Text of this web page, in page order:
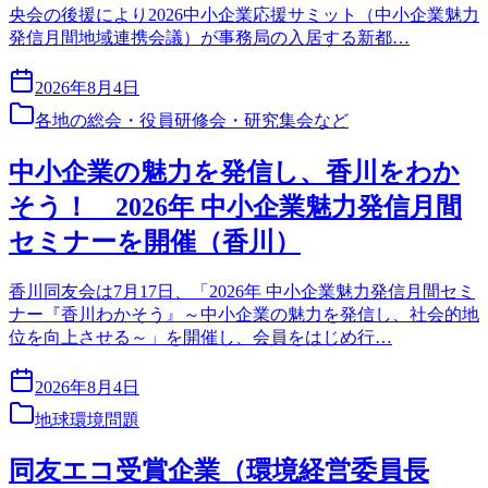
央会の後援により2026中小企業応援サミット（中小企業魅力
発信月間地域連携会議）が事務局の入居する新都…
2026年8月4日
各地の総会・役員研修会・研究集会など
中小企業の魅力を発信し、香川をわか
そう！ 2026年 中小企業魅力発信月間
セミナーを開催（香川）
香川同友会は7月17日、「2026年 中小企業魅力発信月間セミ
ナー『香川わかそう』～中小企業の魅力を発信し、社会的地
位を向上させる～」を開催し、会員をはじめ行…
2026年8月4日
地球環境問題
同友エコ受賞企業（環境経営委員長